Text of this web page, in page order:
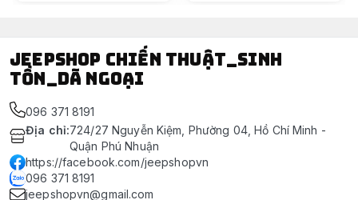
Jeepshop chiến thuật_sinh
tồn_dã ngoại
096 371 8191
Địa chỉ:724/27 Nguyễn Kiệm, Phường 04, Hồ Chí Minh -
Quận Phú Nhuận
https://facebook.com/jeepshopvn
096 371 8191
jeepshopvn@gmail.com